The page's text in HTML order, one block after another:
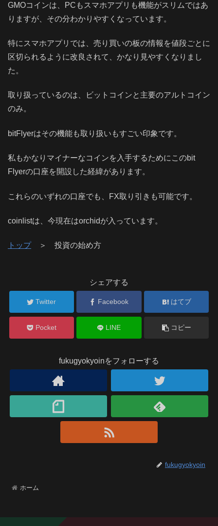
GMOコインは、PCもスマホアプリも機能がスリムではあ
りますが、その分わかりやすくなっています。
特にスマホアプリでは、売り買いの板の情報を値段ごとに
区切られるように改良されて、かなり見やすくなりまし
た。
取り扱っているのは、ビットコインと主要のアルトコイン
のみ。
bitFlyerはその機能も取り扱いもすごい印象です。
私もかなりマイナーなコインを入手するためにこのbit
Flyerの口座を開設した経緯があります。
これらのいずれの口座でも、FX取り引きも可能です。
coinlistは、今現在はorchidが入っています。
トップ＞ 投資の始め方
シェアする
Twitter Facebook はてブ
Pocket LINE コピー
fukugyokyoinをフォローする
fukugyokyoin
ホーム